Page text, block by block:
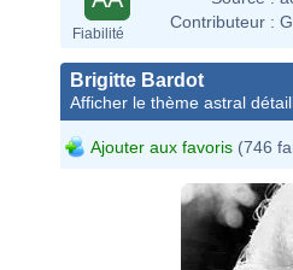
Fiabilité
Contributeur :
Brigitte Bardot
Afficher le thème astral
Ajouter aux favoris (746